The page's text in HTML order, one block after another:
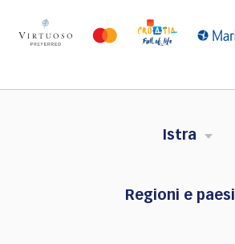
Istra
Regioni e paesi